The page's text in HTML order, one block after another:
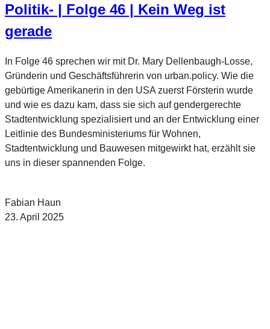
Politik- | Folge 46 | Kein Weg ist
gerade
In Folge 46 sprechen wir mit Dr. Mary Dellenbaugh-Losse,
Gründerin und Geschäftsführerin von urban.policy. Wie die
gebürtige Amerikanerin in den USA zuerst Försterin wurde
und wie es dazu kam, dass sie sich auf gendergerechte
Stadtentwicklung spezialisiert und an der Entwicklung einer
Leitlinie des Bundesministeriums für Wohnen,
Stadtentwicklung und Bauwesen mitgewirkt hat, erzählt sie
uns in dieser spannenden Folge.
Fabian Haun
23. April 2025